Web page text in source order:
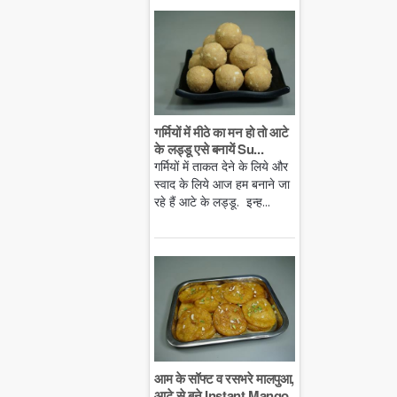
गर्मियों में मीठे का मन हो तो आटे
के लड्डू एसे बनायें Su...
गर्मियों में ताकत देने के लिये और
स्वाद के लिये आज हम बनाने जा
रहे हैं आटे के लड्डू. इन्ह...
आम के सॉफ्ट व रसभरे मालपुआ,